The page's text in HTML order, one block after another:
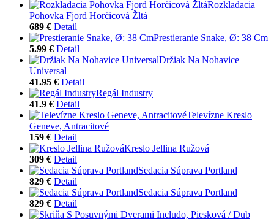
Rozkladacia
Pohovka Fjord Horčicová Žltá
689 € Detail
Prestieranie Snake, Ø: 38 Cm
5.99 € Detail
Držiak Na Nohavice
Universal
41.95 € Detail
Regál Industry
41.9 € Detail
Televízne Kreslo
Geneve, Antracitové
159 € Detail
Kreslo Jellina Ružová
309 € Detail
Sedacia Súprava Portland
829 € Detail
Sedacia Súprava Portland
829 € Detail